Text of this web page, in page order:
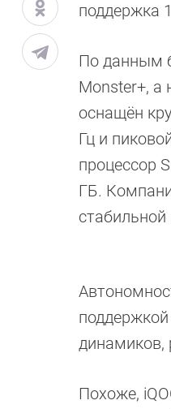
поддержка
По данным
Monster+, а
оснащён
Гц и
процессор
ГБ.
стабильной
динамиков,
Похоже,